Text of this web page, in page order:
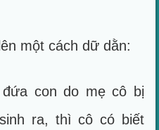
một cách dữ dằn:
con do mẹ cô bị
ra, thì cô có biết